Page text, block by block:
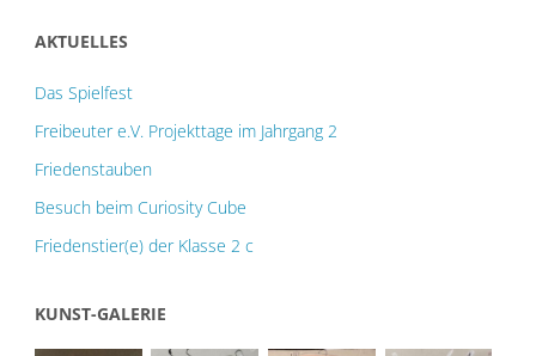
AKTUELLES
Das Spielfest
Freibeuter e.V. Projekttage im Jahrgang 2
Friedenstauben
Besuch beim Curiosity Cube
Friedenstier(e) der Klasse 2 c
KUNST-GALERIE